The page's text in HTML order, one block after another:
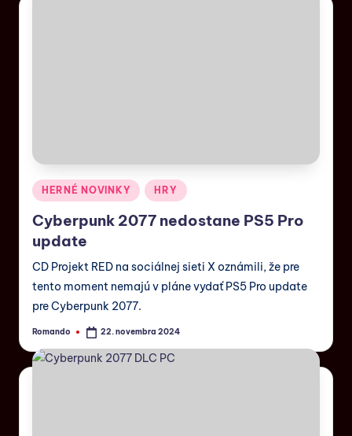
HERNÉ NOVINKY HRY
Cyberpunk 2077 nedostane PS5 Pro
update
CD Projekt RED na sociálnej sieti X oznámili, že pre
tento moment nemajú v pláne vydať PS5 Pro update
pre Cyberpunk 2077.
Romando 22. novembra 2024